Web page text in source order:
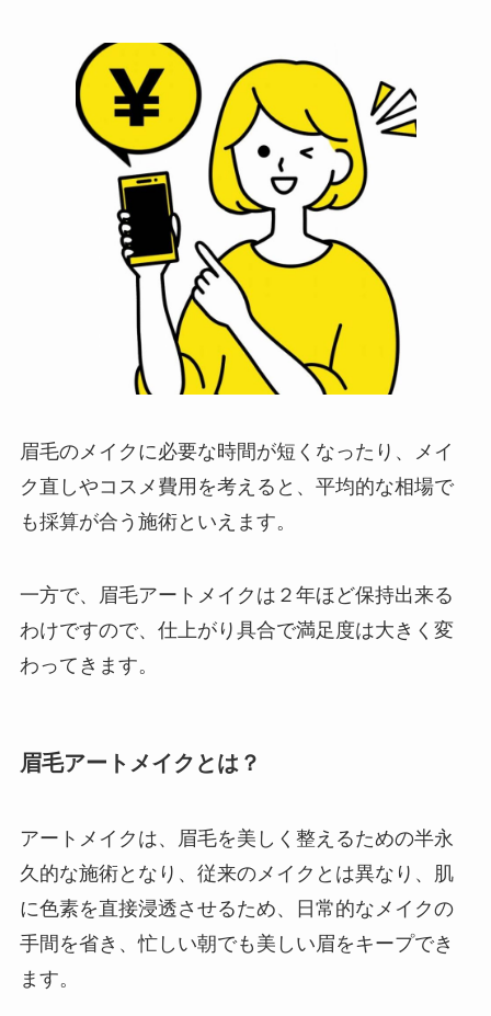
眉毛のメイクに必要な時間が短くなったり、メイ
ク直しやコスメ費用を考えると、平均的な相場で
も採算が合う施術といえます。
一方で、眉毛アートメイクは２年ほど保持出来る
わけですので、仕上がり具合で満足度は大きく変
わってきます。
眉毛アートメイクとは？
アートメイクは、眉毛を美しく整えるための半永
久的な施術となり、従来のメイクとは異なり、肌
に色素を直接浸透させるため、日常的なメイクの
手間を省き、忙しい朝でも美しい眉をキープでき
ます。